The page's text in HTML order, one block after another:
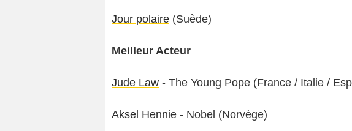
Jour polaire (Suède)
Meilleur Acteur
Jude Law - The Young Pope (France / Italie /
Aksel Hennie - Nobel (Norvège)